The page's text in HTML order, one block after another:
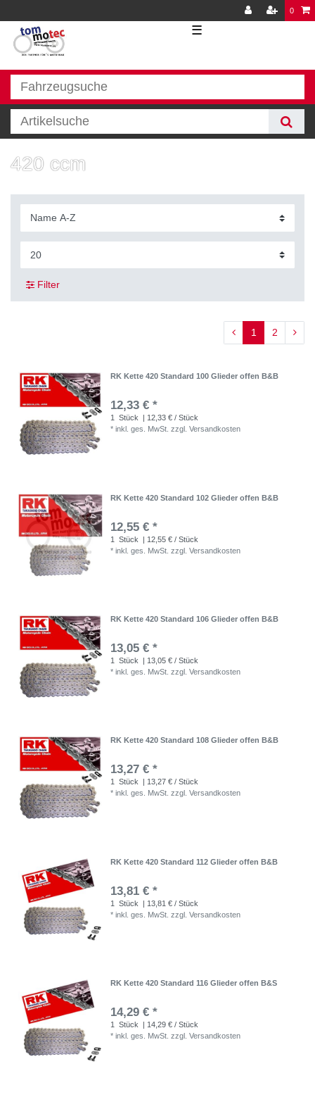
0
☰
420 ccm
Filter
1 2
RK Kette 420 Standard 100 Glieder offen B&B
12,33 € *
1 Stück
| 12,33 € / Stück
*inkl. ges. MwSt. zzgl.Versandkosten
RK Kette 420 Standard 102 Glieder offen B&B
12,55 € *
1 Stück
| 12,55 € / Stück
*inkl. ges. MwSt. zzgl.Versandkosten
RK Kette 420 Standard 106 Glieder offen B&B
13,05 € *
1 Stück
| 13,05 € / Stück
*inkl. ges. MwSt. zzgl.Versandkosten
RK Kette 420 Standard 108 Glieder offen B&B
13,27 € *
1 Stück
| 13,27 € / Stück
*inkl. ges. MwSt. zzgl.Versandkosten
RK Kette 420 Standard 112 Glieder offen B&B
13,81 € *
1 Stück
| 13,81 € / Stück
*inkl. ges. MwSt. zzgl.Versandkosten
RK Kette 420 Standard 116 Glieder offen B&S
14,29 € *
1 Stück
| 14,29 € / Stück
*inkl. ges. MwSt. zzgl.Versandkosten